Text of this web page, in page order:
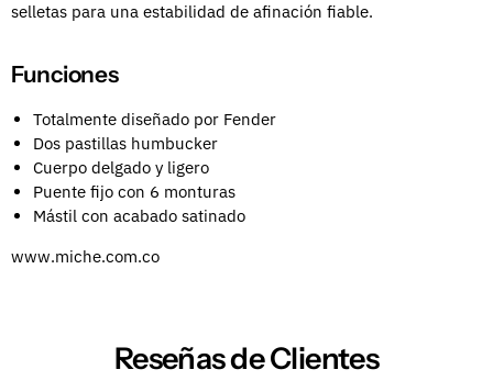
selletas para una estabilidad de afinación fiable.
Funciones
Totalmente diseñado por Fender
Dos pastillas humbucker
Cuerpo delgado y ligero
Puente fijo con 6 monturas
Mástil con acabado satinado
www.miche.com.co
Reseñas de Clientes